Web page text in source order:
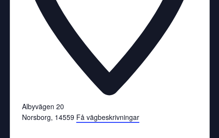
Albyvägen 20
Norsborg, 14559 Få vägbeskrivningar